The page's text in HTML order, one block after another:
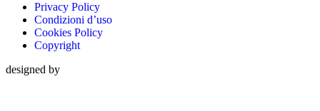
Privacy Policy
Condizioni d’uso
Cookies Policy
Copyright
designed by